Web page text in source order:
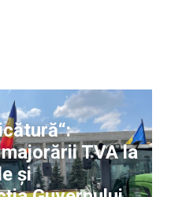
TVA la
și